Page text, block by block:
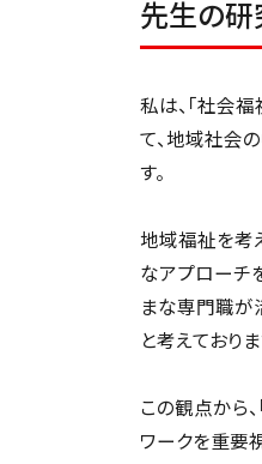
先生の研
私は、「社会
て、地域社会
す。
地域福祉を考
なアプローチ
まな専門職が
と考えておりま
この観点から
ワークを重要